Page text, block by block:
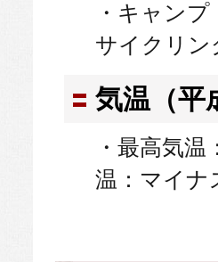
・キャン
サイクリ
気温（平
・最高気
温：マイ